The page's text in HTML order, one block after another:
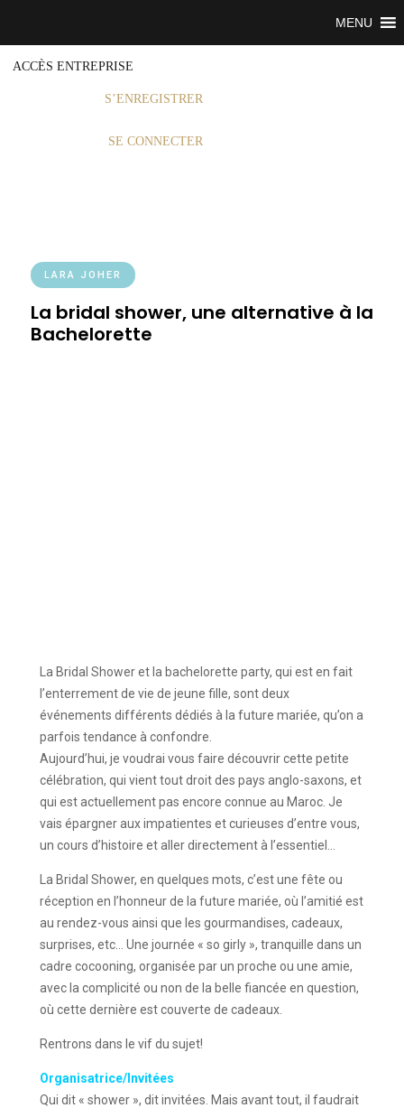
ACCÈS ENTREPRISE
S’ENREGISTRER
SE CONNECTER
MENU
LARA JOHER
La bridal shower, une alternative à la
Bachelorette
La Bridal Shower et la bachelorette party, qui est en fait
l’enterrement de vie de jeune fille, sont deux
événements différents dédiés à la future mariée, qu’on a
parfois tendance à confondre.
Aujourd’hui, je voudrai vous faire découvrir cette petite
célébration, qui vient tout droit des pays anglo-saxons, et
qui est actuellement pas encore connue au Maroc. Je
vais épargner aux impatientes et curieuses d’entre vous,
un cours d’histoire et aller directement à l’essentiel…
La Bridal Shower, en quelques mots, c’est une fête ou
réception en l’honneur de la future mariée, où l’amitié est
au rendez-vous ainsi que les gourmandises, cadeaux,
surprises, etc… Une journée « so girly », tranquille dans un
cadre cocooning, organisée par un proche ou une amie,
avec la complicité ou non de la belle fiancée en question,
où cette dernière est couverte de cadeaux.
Rentrons dans le vif du sujet!
Organisatrice/Invitées
Qui dit « shower », dit invitées. Mais avant tout, il faudrait